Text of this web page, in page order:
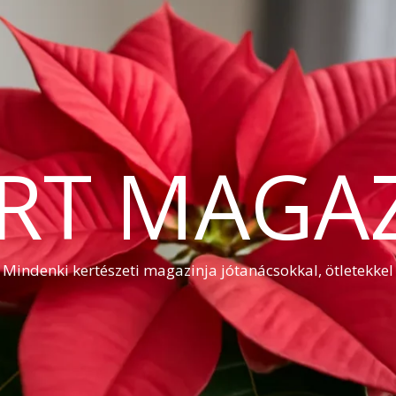
Mindenki kertészeti magazinja jótanácsokkal, ötletekkel